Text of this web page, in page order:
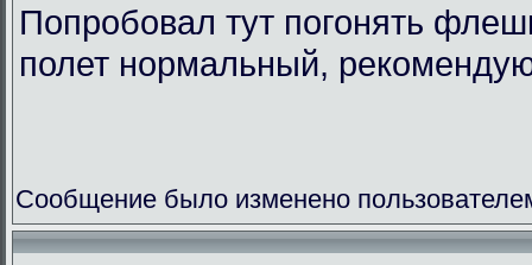
Попробовал тут погонять
полет нормальный,
Сообщение было изменено